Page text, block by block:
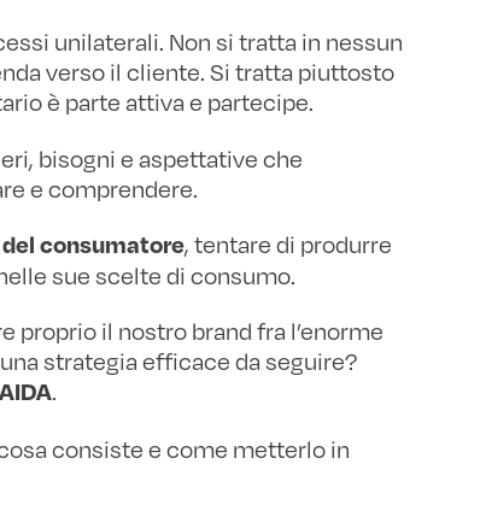
unilaterali. Non si tratta in nessun
verso il cliente. Si tratta piuttosto
è parte attiva e partecipe.
bisogni e aspettative che
e comprendere.
consumatore, tentare di produrre
sue scelte di consumo.
proprio il nostro brand fra l’enorme
strategia efficace da seguire?
.
consiste e come metterlo in